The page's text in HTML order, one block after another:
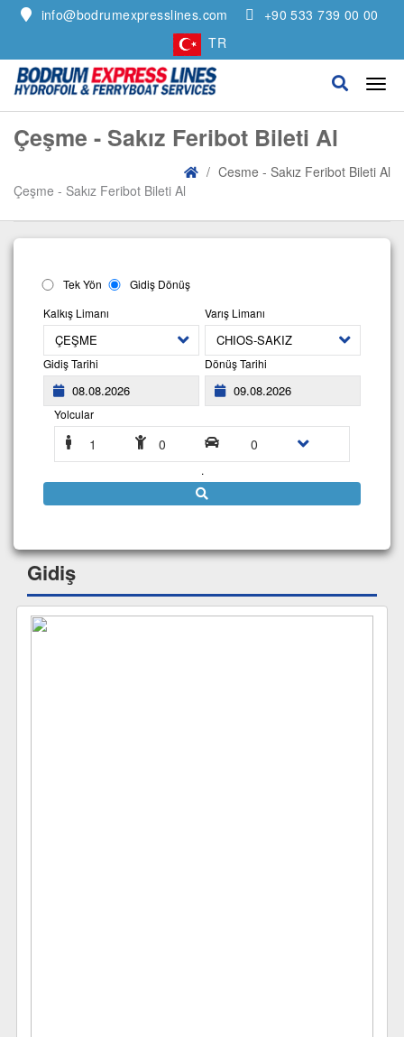
info@bodrumexpresslines.com
+90 533 739 00 00
TR
Çeşme - Sakız Feribot Bileti Al
Cesme - Sakız Feribot Bileti Al
Çeşme - Sakız Feribot Bileti Al
Tek Yön
Gidiş Dönüş
Kalkış Limanı
Varış Limanı
Gidiş Tarihi Dönüş Tarihi
Yolcular
1 0 0
.
Gidiş